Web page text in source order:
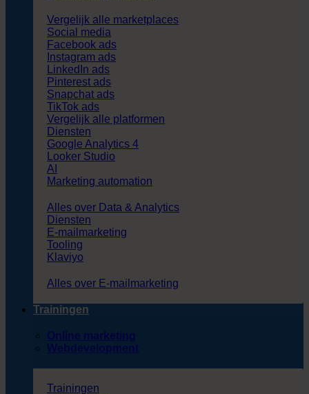
Vergelijk alle marketplaces
Social media
Facebook ads
Instagram ads
LinkedIn ads
Pinterest ads
Snapchat ads
TikTok ads
Vergelijk alle platformen
Diensten
Google Analytics 4
Looker Studio
AI
Marketing automation
Alles over Data & Analytics
Diensten
E-mailmarketing
Tooling
Klaviyo
Alles over E-mailmarketing
Trainingen
Online marketing
Webdevelopment
Trainingen